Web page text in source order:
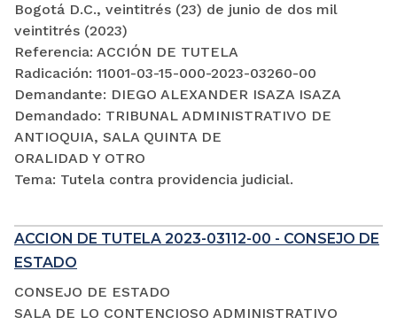
Bogotá D.C., veintitrés (23) de junio de dos mil
veintitrés (2023)
Referencia: ACCIÓN DE TUTELA
Radicación: 11001-03-15-000-2023-03260-00
Demandante: DIEGO ALEXANDER ISAZA ISAZA
Demandado: TRIBUNAL ADMINISTRATIVO DE
ANTIOQUIA, SALA QUINTA DE
ORALIDAD Y OTRO
Tema: Tutela contra providencia judicial.
ACCION DE TUTELA 2023-03112-00 - CONSEJO DE
ESTADO
CONSEJO DE ESTADO
SALA DE LO CONTENCIOSO ADMINISTRATIVO